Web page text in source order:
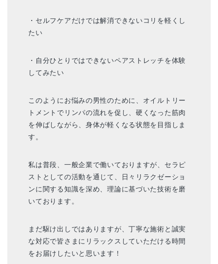
・セルフケアだけでは解消できないコリを軽くし
たい
・自分ひとりではできないペアストレッチを体験
してみたい
このようにお悩みの男性のために、オイルトリー
トメントでリンパの流れを促し、硬くなった筋肉
を伸ばしながら、身体が軽くなる状態を目指しま
す。
私は普段、一般企業で働いておりますが、セラピ
ストとしての活動を通じて、日々リラクゼーショ
ンに関する知識を深め、理論に基づいた技術を磨
いております。
まだ駆け出しではありますが、丁寧な施術と誠実
な対応で皆さまにリラックスしていただける時間
をお届けしたいと思います！